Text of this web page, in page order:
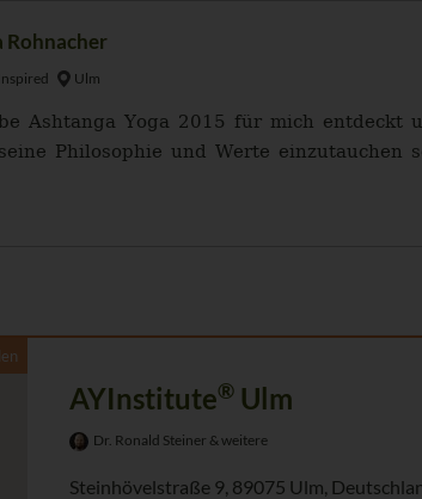
Rohnacher
Ulm
Ashtanga Yoga 2015 für mich
Philosophie und Werte
AYInstitute® Ulm
Dr. Ronald Steiner & weitere
Steinhövelstraße 9, 89075 Ulm,